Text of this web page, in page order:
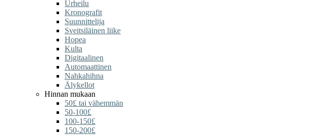
Urheilu
Kronografit
Suunnittelija
Sveitsiläinen liike
Hopea
Kulta
Digitaalinen
Automaattinen
Nahkahihna
Älykellot
Hinnan mukaan
50£ tai vähemmän
50-100£
100-150£
150-200£